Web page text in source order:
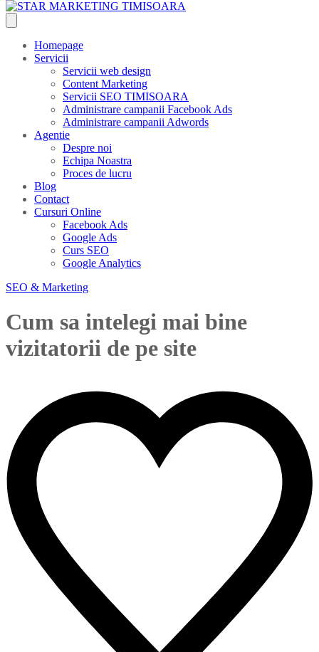
Homepage
Servicii
Servicii web design
Content Marketing
Servicii SEO TIMISOARA
Administrare campanii Facebook Ads
Administrare campanii Adwords
Agentie
Despre noi
Echipa Noastra
Proces de lucru
Blog
Contact
Cursuri Online
Facebook Ads
Google Ads
Curs SEO
Google Analytics
SEO & Marketing
Cum sa intelegi mai bine
vizitatorii de pe site